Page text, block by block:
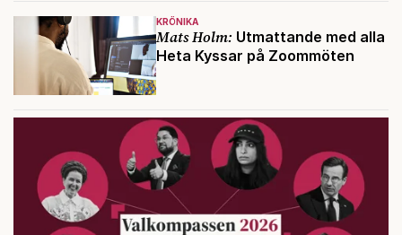
KRÖNIKA
Mats Holm: Utmattande med alla
Heta Kyssar på Zoommöten